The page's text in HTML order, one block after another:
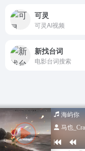
可灵
可灵AI视频
新找台词
电影台词搜索
Copyright © 2026 设计导
2022047798号
苏公
海屿你
马也